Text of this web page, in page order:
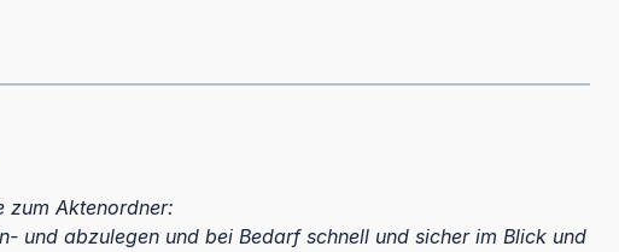
zum Aktenordner:
und abzulegen und bei Bedarf schnell und sicher im Blick und